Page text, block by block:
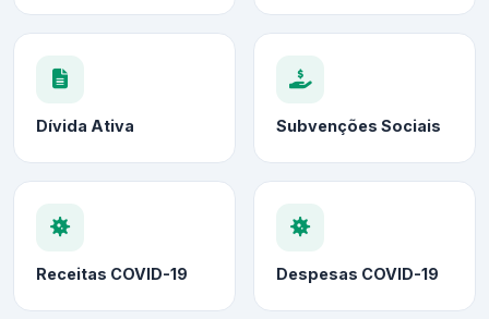
Dívida Ativa Subvenções Sociais
Receitas COVID-19 Despesas COVID-19